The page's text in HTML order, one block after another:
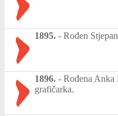
1895. - Rođen
1896. - Rođena Anka
grafičarka.